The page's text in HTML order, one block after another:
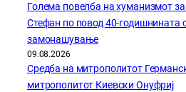
Голема повелба на хуманизмот
Стефан по повод 40-годишнината
замонашување
09.08.2026
Средба на митрополитот
митрополитот Киевски Онуфриј